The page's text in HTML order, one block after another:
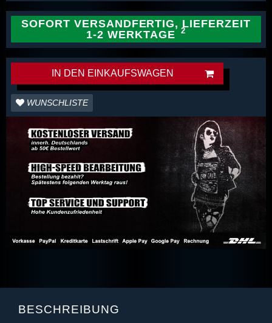
SOFORT VERSANDFERTIG, LIEFERZEIT
1-2 WERKTAGE
IN DEN EINKAUFSWAGEN
WUNSCHLISTE
BESCHREIBUNG